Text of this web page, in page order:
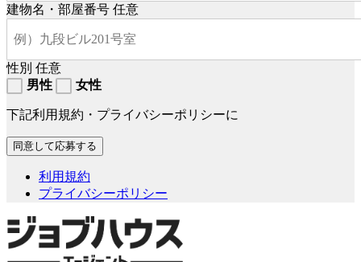
建物名・部屋番号 任意
性別 任意
男性
女性
下記利用規約・プライバシーポリシーに
利用規約
プライバシーポリシー